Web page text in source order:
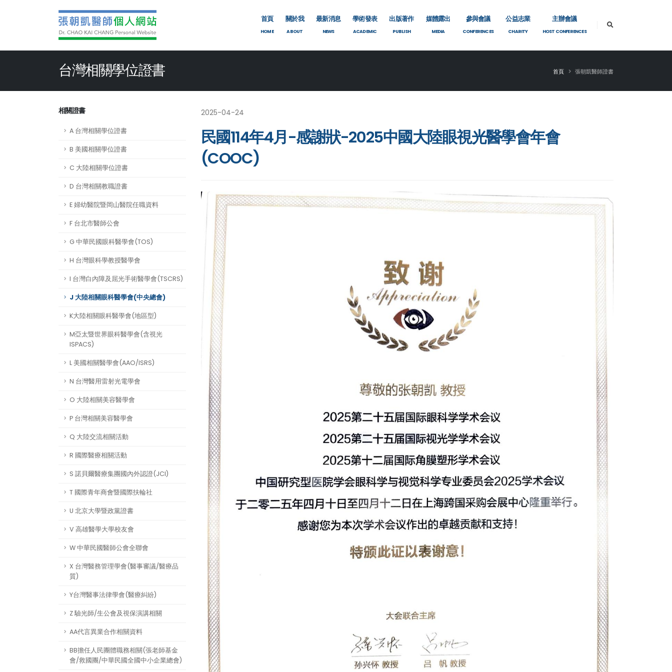
首頁
HOME
關於我
ABOUT
最新消息
NEWS
學術發表
ACADEMIC
出版著作
PUBLISH
媒體露出
MEDIA
參與會議
CONFERENCES
公益志業
CHARITY
主辦會議
HOST CONFERENCES
台灣相關學位證書 首頁 張朝凱醫師證書
相關證書
A 台灣相關學位證書
B 美國相關學位證書
C 大陸相關學位證書
D 台灣相關教職證書
E 婦幼醫院暨岡山醫院任職資料
F 台北市醫師公會
G 中華民國眼科醫學會(TOS)
H 台灣眼科學教授醫學會
I 台灣白內障及屈光手術醫學會(TSCRS)
J 大陸相關眼科醫學會(中央總會)
K大陸相關眼科醫學會(地區型)
M亞太暨世界眼科醫學會(含視光
ISPACS)
L 美國相關醫學會(AAO/ISRS)
N 台灣醫用雷射光電學會
O 大陸相關美容醫學會
P 台灣相關美容醫學會
Q 大陸交流相關活動
R 國際醫療相關活動
S 諾貝爾醫療集團國內外認證(JCI)
T 國際青年商會暨國際扶輪社
U 北京大學暨政黨證書
V 高雄醫學大學校友會
W 中華民國醫師公會全聯會
X 台灣醫務管理學會(醫事審議/醫療品
質)
Y台灣醫事法律學會(醫療糾紛)
Z 驗光師/生公會及視保演講相關
AA代言異業合作相關資料
BB擔任人民團體職務相關(張老師基金
會/救國團/中華民國全國中小企業總會)
2025-04-24
民國114年4月-感謝狀-2025中國大陸眼視光醫學會年會
(COOC)